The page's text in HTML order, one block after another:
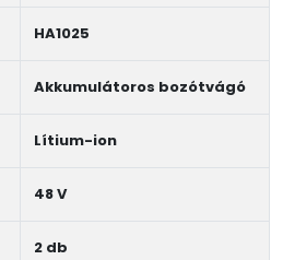
HA1025
Akkumulátoros bozótvágó
Lítium-ion
48 V
2 db